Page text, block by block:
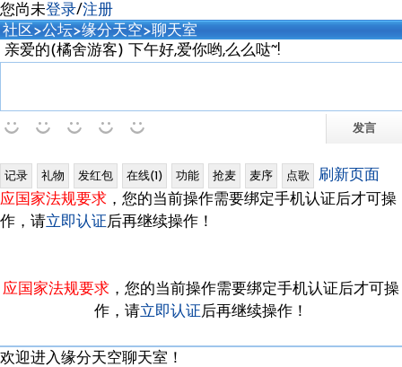
您尚未登录/注册
社区 >公坛>缘分天空>聊天室
亲爱的(橘舍游客) 下午好,爱你哟,么么哒~!
刷新页面
应国家法规要求 ，您的当前操作需要绑定手机认证后才可操
作，请立即认证后再继续操作！
应国家法规要求 ，您的当前操作需要绑定手机认证后才可操
作，请立即认证后再继续操作！
欢迎进入缘分天空聊天室！